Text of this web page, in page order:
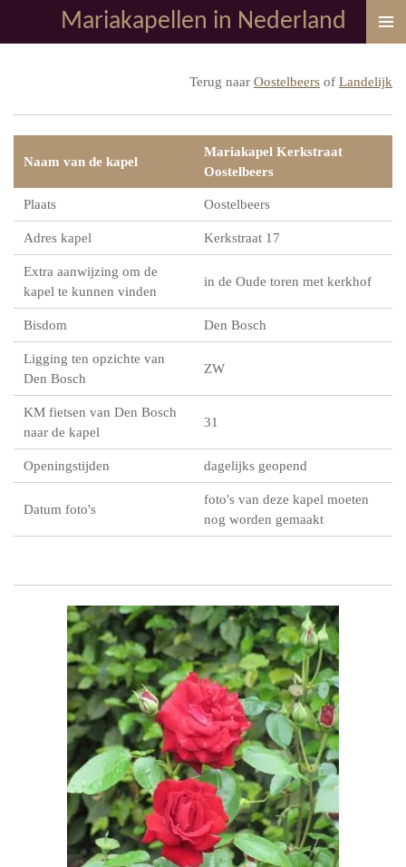
direct
Mariakapellen in Nederland
Terug naar Oostelbeers of Landelijk
Naam van de kapel
Mariakapel Kerkstraat
Oostelbeers
Plaats Oostelbeers
Adres kapel Kerkstraat 17
Extra aanwijzing om de
kapel te kunnen vinden
in de Oude toren met kerkhof
Bisdom Den Bosch
Ligging ten opzichte van
Den Bosch
ZW
KM fietsen van Den Bosch
naar de kapel
31
Openingstijden dagelijks geopend
Datum foto's
foto's van deze kapel moeten
nog worden gemaakt